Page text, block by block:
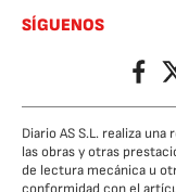
SÍGUENOS
Diario AS S.L. realiza
las obras y otras
de lectura mecánica u